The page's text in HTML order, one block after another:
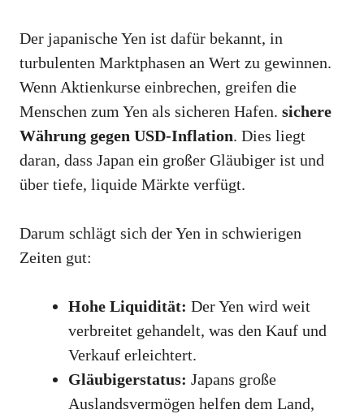
Der japanische Yen ist dafür bekannt, in
turbulenten Marktphasen an Wert zu gewinnen.
Wenn Aktienkurse einbrechen, greifen die
Menschen zum Yen als sicheren Hafen. sichere
Währung gegen USD-Inflation. Dies liegt
daran, dass Japan ein großer Gläubiger ist und
über tiefe, liquide Märkte verfügt.
Darum schlägt sich der Yen in schwierigen
Zeiten gut:
Hohe Liquidität: Der Yen wird weit
verbreitet gehandelt, was den Kauf und
Verkauf erleichtert.
Gläubigerstatus: Japans große
Auslandsvermögen helfen dem Land,